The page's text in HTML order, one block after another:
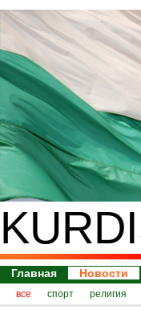
Главная Новости
все спорт религия